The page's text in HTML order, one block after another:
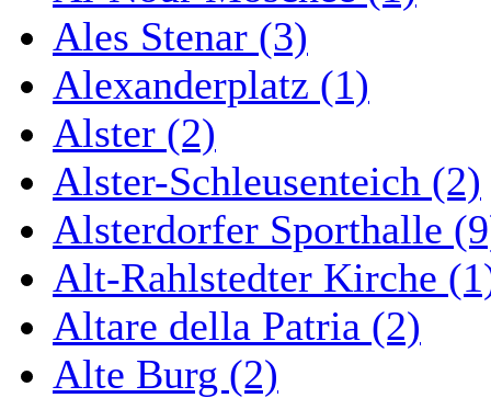
Ales Stenar (3)
Alexanderplatz (1)
Alster (2)
Alster-Schleusenteich (2)
Alsterdorfer Sporthalle
Alt-Rahlstedter Kirche
Altare della Patria (2)
Alte Burg (2)